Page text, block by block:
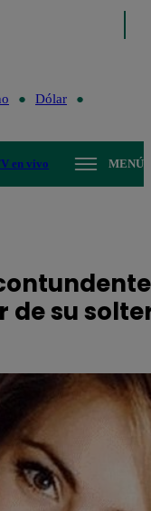
Dólar
en vivo MENÚ
de su